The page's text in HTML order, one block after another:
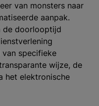
van monsters naar
aanpak.
de doorlooptijd
van specifieke
wijze, de
het elektronische